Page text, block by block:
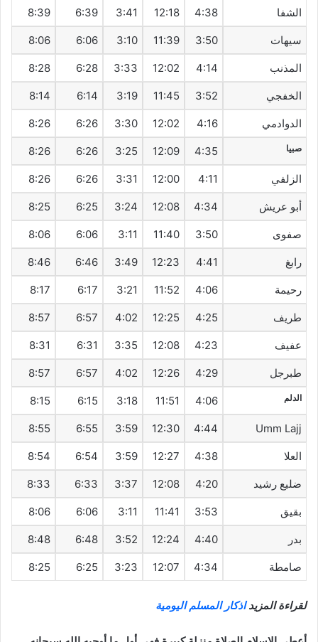
الشفا 4:38
12:18
3:41
6:39
8:39
سيهات‎ 3:50
11:39
3:10
6:06
8:06
المذنب 4:14
12:02
3:33
6:28
8:28
الخفجي 3:52
11:45
3:19
6:14
8:14
الدوادمي 4:16
12:02
3:30
6:26
8:26
صبيا 4:35
12:09
3:25
6:26
8:26
الزلفي 4:11
12:00
3:31
6:26
8:26
أبو عريش 4:34
12:08
3:24
6:25
8:25
صفوى 3:50
11:40
3:11
6:06
8:06
رابغ 4:41
12:23
3:49
6:46
8:46
رحيمة 4:06
11:52
3:21
6:17
8:17
طريف‎ 4:25
12:25
4:02
6:57
8:57
عفيف 4:23
12:08
3:35
6:31
8:31
طبرجل 4:29
12:26
4:02
6:57
8:57
الدلم 4:06
11:51
3:18
6:15
8:15
Umm Lajj
4:44
12:30
3:59
6:55
8:55
العلا 4:38
12:27
3:59
6:54
8:54
ضليع رشيد 4:20
12:08
3:37
6:33
8:33
بقيق 3:53
11:41
3:11
6:06
8:06
بدر 4:40
12:24
3:52
6:48
8:48
صامطة 4:34
12:07
3:23
6:25
8:25
لقراءة المزيداذكار المسلم اليومية